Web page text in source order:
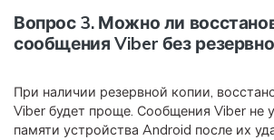
Вопрос 3. Можно ли
сообщения Viber без
При наличии резервной копии,
Viber будет проще. Сообщения Viber не
памяти устройства Android после их